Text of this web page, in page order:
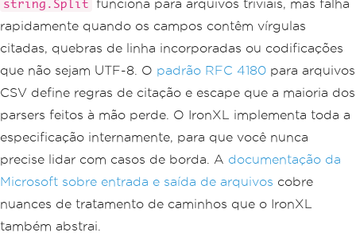
string.Split
funciona para arquivos triviais, mas falha
rapidamente quando os campos contêm vírgulas
citadas, quebras de linha incorporadas ou codificações
que não sejam UTF-8. O padrão RFC 4180 para arquivos
CSV define regras de citação e escape que a maioria dos
parsers feitos à mão perde. O IronXL implementa toda a
especificação internamente, para que você nunca
precise lidar com casos de borda. A documentação da
Microsoft sobre entrada e saída de arquivos cobre
nuances de tratamento de caminhos que o IronXL
também abstrai.